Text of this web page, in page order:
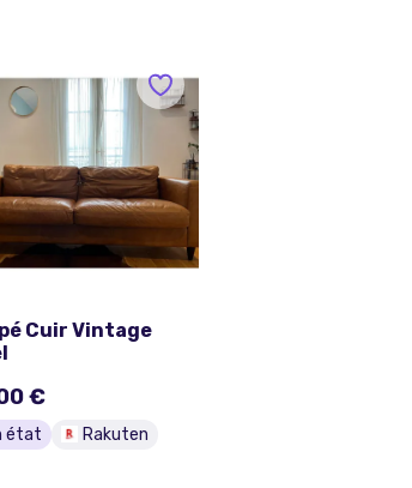
Cuir Vintage
€
état Rakuten